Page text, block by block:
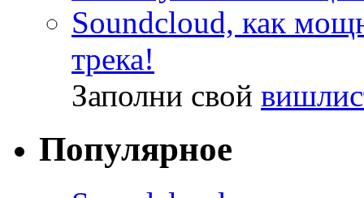
Soundcloud, как
трека!
Заполни свой
Популярное